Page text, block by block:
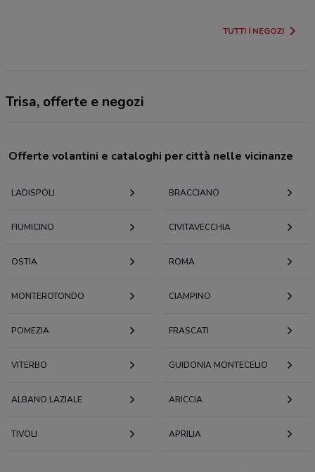
TUTTI I NEGOZI
Trisa, offerte e negozi
Offerte volantini e cataloghi per città nelle vicinanze
LADISPOLI BRACCIANO
FIUMICINO CIVITAVECCHIA
OSTIA ROMA
MONTEROTONDO CIAMPINO
POMEZIA FRASCATI
VITERBO GUIDONIA MONTECELIO
ALBANO LAZIALE ARICCIA
TIVOLI APRILIA